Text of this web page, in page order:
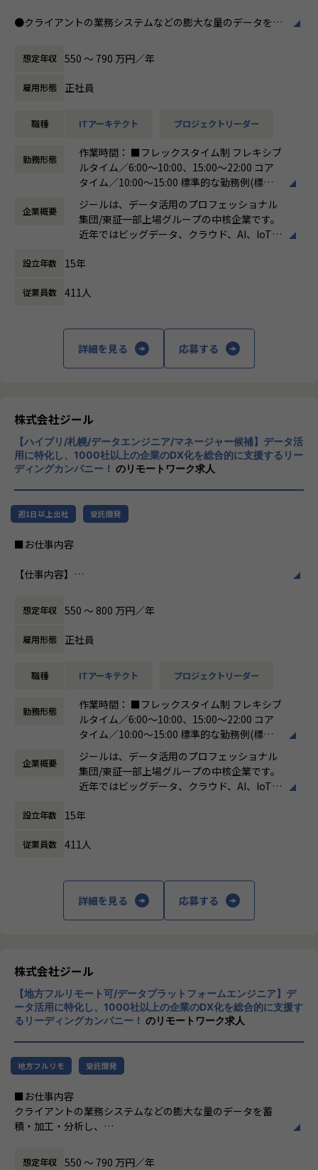
め、学習トレーニングや検証環境が充実しており、技術スキ
・自宅からのリモートワークが中心ですが、アサイン案件次
データーセンターやお客様拠点での夜間作業が発生する場合
・お客様環境とは別に、0-WAN独自の検証環境もあり、必要
に応じて利用することが出来ます。
・チームメンバーのバックグラウンドを活かして、多様な視
点から意見を出し、品質を高めています
◎ワークライフバランス
・平均残業時間は20h/月、案件によっては夜間作業などによ
り残業時間が多くなる場合もあります。深夜帯には加算があ
ります。
・コミュニケーションは主にSlackにて行い、必要に応じて
オンラインミーティングを行います。
◎募集部門の紹介
ゼロトラスト事業の拡大～立ち上げから1年とこれからの挑
◎募集背景
現在案件数も増加傾向にあり、チームメンバーの増員へ向け
て一緒に働く仲間を募集しております。
特にゼロトラストセキュリティに特化した事業に取り組んで
豊富なため、ゼロトラストセキュリティ案件のPM/PL経験も
養う事が可能です。
常に最新の情報をキャッチアップし、学習意欲が高く、積極
員全員が燃える会社」を目指しています。理
展する企業です。そして、社員全員が燃え続
ます。お客様に対する長期的な貢献を果たす
●クライアントの業務システムなどの膨大な量のデータを蓄
s Intelligence)を含むデータプラットフォームの導入から実
行支援までを行っています。
●クライアントの要望に沿ったデータプラットフォームの企
きます。
く、DB、インフラ、プロジェクト管理、エンドユーザーと
のコミュニケーション能力など、幅広い経験に基づくスキル
アップ・キャリアアップが可能な環境です。
●エンドユーザー様と直接やり取りをする立場であり、要件
定義など上流工程に携われます。
適正に応じて、会社の指示する業務への異動を命じることが
想定年収 550 〜 790 万円／年
雇用形態 正社員
職種 ITアーキテクト プロジェクトリーダー
勤務形態
作業時間： ■フレックスタイム制 フレキシブ
ルタイム／6:00～10:00、15:00～22:00 コア
タイム／10:00～15:00 標準的な勤務例(標準
労働時間)／9:00～18:00
働き方：フレックス制（コアタイムあり）
時間外労働の有無： 有（月平均19時間）
休憩時間： 60分
企業概要
ジールは、データ活用のプロフェッショナル
集団/東証一部上場グループの中核企業です。
近年ではビッグデータ、クラウド、AI、IoTを
する立場にスコープを拡張しています。
顧客の大半は大手企業となっており、30年以
■Mission：専門性と技術力、高度な分析ノ
ズに応えるため、私たちは「プロフェッショ
ナルサービスの大衆化」をミッションとして
掲げております。高い専門性を持った技術
力、深い経験から得られた多様性のある高度
な分析力をハイクオリティ＆ローコストで提
供することで、企業の競争優位確保に貢献す
ることを私たちは使命としております。
員全員が燃える会社」を目指しています。理
展する企業です。そして、社員全員が燃え続
ます。お客様に対する長期的な貢献を果たす
設立年数 15年
従業員数 411人
詳細を見る 応募する
株式会社ジール
【ハイブリ/札幌/データエンジニア/マネージャー候補】データ活
用に特化し、1000社以上の企業のDX化を総合的に支援するリー
ディングカンパニー！ のリモートワーク求人
週1日以上出社 受託開発
■お仕事内容
【仕事内容】
するため、ビックデータの活用支援を行います。データ蓄
積・加工・分析し、経営層の意思決定に活用する BI(Busines
s Intelligence）やAzure、AWS、GCPなどのクラウド、AI、
機械学習などを含むデータプラットフォームの導入から実行
ィスにて事業、そして組織拡大に貢献いただきたいと考えて
●直案件が多く、エンドユーザー様とのやり取りも多く発生
します。クライアントの要望に沿ったデータプラットフォー
ムの企画、設計、実装まで、プロジェクトに一気通貫で関わ
って頂きます。
●主に要件定義からテストまでお任せします。開発だけでな
のコミュニケーション能力など、幅広い経験に基づくスキル
●エンドユーザー様と直接やり取りをする立場であり、要件
【ポジションの魅力】
●北海道拠点でも顧客は東京本社と同様で、大手企業を中心
とした企業様のデータやDX推進に触れる機会も多く、東京で
【募集背景】
ジールの成長拡大、そして市場の成長性にこたえるための採
用になります。働く地域を理由とした就業の制限をなくし、
りつつ、大手企業のデータプラットフォーム案件の中核とな
【業務の変更の範囲】
適正に応じて、会社の指示する業務への異動を命じることが
想定年収 550 〜 800 万円／年
雇用形態 正社員
職種 ITアーキテクト プロジェクトリーダー
勤務形態
作業時間： ■フレックスタイム制 フレキシブ
ルタイム／6:00～10:00、15:00～22:00 コア
タイム／10:00～15:00 標準的な勤務例(標準
労働時間)／9:00～18:00
働き方：フレックス制（コアタイムあり）
時間外労働の有無： 有（月平均19時間）
休憩時間： 60分
企業概要
ジールは、データ活用のプロフェッショナル
集団/東証一部上場グループの中核企業です。
近年ではビッグデータ、クラウド、AI、IoTを
する立場にスコープを拡張しています。
顧客の大半は大手企業となっており、30年以
■Mission：専門性と技術力、高度な分析ノ
ズに応えるため、私たちは「プロフェッショ
ナルサービスの大衆化」をミッションとして
掲げております。高い専門性を持った技術
力、深い経験から得られた多様性のある高度
な分析力をハイクオリティ＆ローコストで提
供することで、企業の競争優位確保に貢献す
ることを私たちは使命としております。
造」を掲げて、理想企業の創造に向け、「社
員全員が燃える会社」を目指しています。理
展する企業です。そして、社員全員が燃え続
設立年数 15年
従業員数 411人
詳細を見る 応募する
株式会社ジール
【地方フルリモート可/データプラットフォームエンジニア】デ
ータ活用に特化し、1000社以上の企業のDX化を総合的に支援す
るリーディングカンパニー！ のリモートワーク求人
地方フルリモ 受託開発
■お仕事内容
クライアントの業務システムなどの膨大な量のデータを蓄
積・加工・分析し、
含むデータプラットフォームの導入から実行支援までを行っ
想定年収 550 〜 790 万円／年